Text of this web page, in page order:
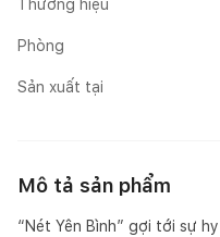
Thương hiệu
Phòng
Sản xuất tại
Mô tả sản phẩm
“Nét Yên Bình” gợi tới sự